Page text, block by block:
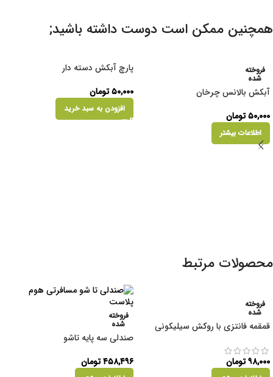
همچنین ممکن است دوست داشته باشید;
فروخته
شده
آبکش بالانس چرخان
۵۰,۰۰۰تومان
اطلاعات بیشتر
پارچ آبکش دسته دار
۵۰,۰۰۰تومان
افزودن به سبد خرید
محصولات مرتبط
فروخته
شده
قمقمه فانتزی با روکش سیلیکونی
۹۸,۰۰۰تومان
فروخته
شده
صندلی سه پایه تاشو
۴۵۸,۴۹۶تومان